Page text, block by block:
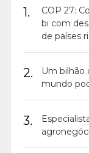
1.
COP 27:
bi com
de países
2.
Um bilhão
mundo
3.